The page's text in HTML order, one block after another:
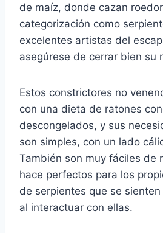
de maíz, donde cazan
categorización como
excelentes artistas del
asegúrese de cerrar bien su
Estos constrictores no
con una dieta de ratones
descongelados, y sus
son simples, con un lado
También son muy fáciles de
hace perfectos para los
de serpientes que se
al interactuar con ellas.